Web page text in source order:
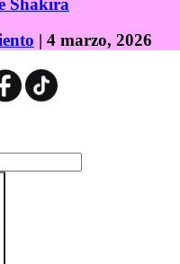
| 4 marzo, 2026